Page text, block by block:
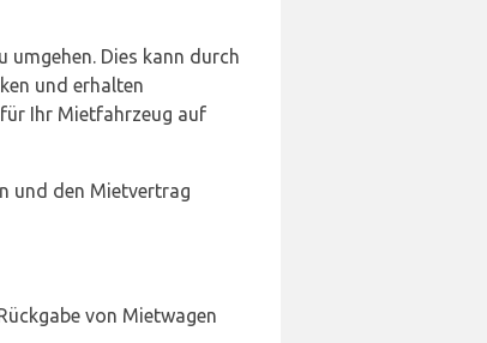
umgehen. Dies kann durch
und erhalten
Ihr Mietfahrzeug auf
und den Mietvertrag
von Mietwagen